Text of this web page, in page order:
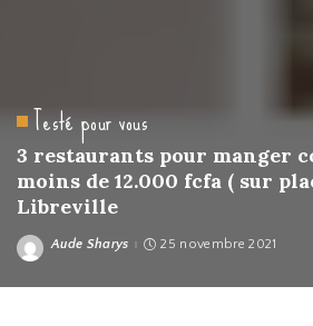
Testé pour vous
3 restaurants pour manger
moins de 12.000 fcfa ( sur
Libreville
Posted
Aude Sharys 25 novembre 2021